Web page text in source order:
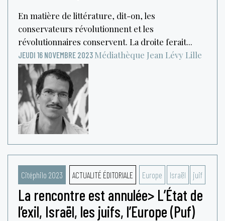
En matière de littérature, dit-on, les
conservateurs révolutionnent et les
révolutionnaires conservent. La droite ferait...
JEUDI 16 NOVEMBRE 2023 Médiathèque Jean Lévy Lille
Citéphilo 2023 ACTUALITÉ ÉDITORIALE Europe Israël juif
La rencontre est annulée> L’État de
l’exil, Israël, les juifs, l’Europe (Puf)